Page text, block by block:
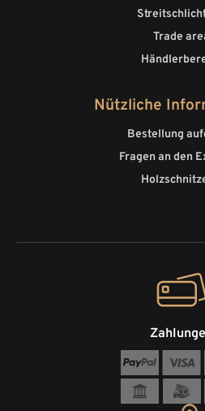
Trade
Nützliche
Bestellung
Fragen an den